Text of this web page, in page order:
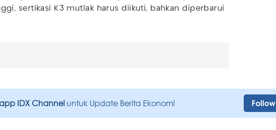
sertikasi K3 mutlak harus diikuti, bahkan diperbarui
IDX Channel untuk Update Berita Ekonomi Follow